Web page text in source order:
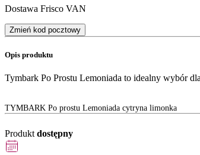
Dostawa Frisco VAN
Zmień kod pocztowy
Opis produktu
Tymbark Po Prostu Lemoniada to idealny wybór
TYMBARK Po prostu Lemoniada cytryna limonka
Produkt dostępny